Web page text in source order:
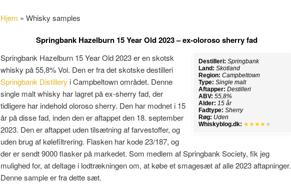
Hjem » Whisky samples
Springbank Hazelburn 15 Year Old 2023 – ex-oloroso sherry fad
Destilleri: Springbank
Land: Skotland
Region: Campbeltown
Type: Single malt
Aftapper: Destilleri
ABV: 55,8%
Alder: 15 år
Fadtype: Sherry
Røg: Uden
Whiskyblog.dk: ★★★★ ★
Springbank Hazelburn 15 Year Old 2023 er en skotsk
whisky på 55,8% Vol. Den er fra det skotske destilleri
Springbank Distillery i Campbeltown området. Denne
single malt whisky har lagret på ex-sherry fad, der
tidligere har indehold oloroso sherry. Den har modnet i 15
år på disse fad, inden den er aftappet den 18. september
2023. Den er aftappet uden tilsætning af farvestoffer, og
uden brug af kølefiltrering. Flasken har kode 23/187, og
der er sendt 9000 flasker på markedet. Som medlem af Springbank Society, fik jeg
mulighed for, at deltage i lodtrækningen om, at købe et smagesæt af alle 2023 aftapninger.
Denne sample er fra dette sæt.